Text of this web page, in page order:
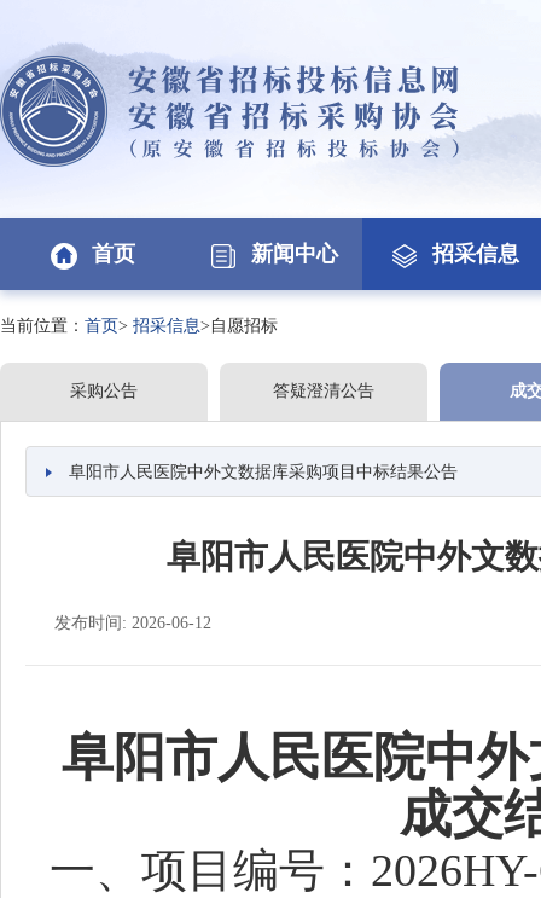
首页 新闻中心 招采信息
当前位置： 首页> 招采信息>自愿招标
采购公告 答疑澄清公告 成
阜阳市人民医院中外文数据库采购项目中标结果公告
阜阳市人民医院中外文
发布时间: 2026-06-12
阜阳市人民医院中
成交
一、项目编号：